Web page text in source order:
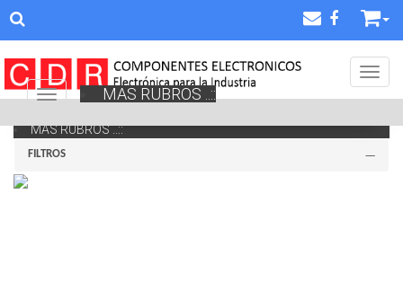
Navigation ein-/ausblenden
MAS RUBROS ..::
MAS RUBROS ..::
FILTROS